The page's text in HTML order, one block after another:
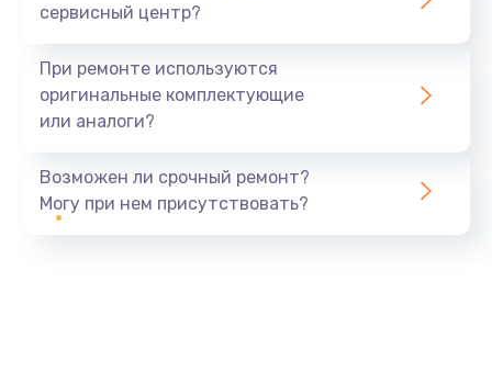
сервисный центр?
При ремонте используются
оригинальные комплектующие
или аналоги?
Возможен ли срочный ремонт?
Могу при нем присутствовать?